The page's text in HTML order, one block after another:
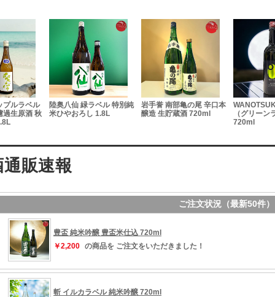
ベル 特別純
1.8L
岩手誉 南部亀の尾 辛口本
醸造 生貯蔵酒 720ml
WANOTSUKI 純米吟醸
（グリーンラベル）
刈穂
イゾンブル
720ml